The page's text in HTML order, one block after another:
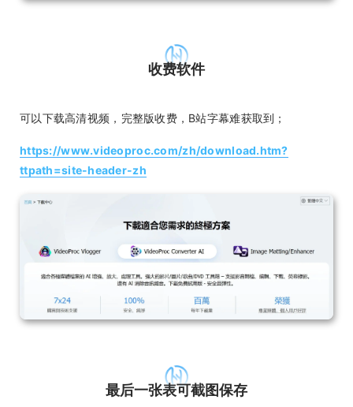
收费软件
可以下载高清视频，完整版收费，B站字幕难获取到；
https://www.videoproc.com/zh/download.htm?
ttpath=site-header-zh
最后一张表可截图保存